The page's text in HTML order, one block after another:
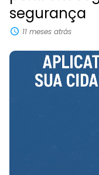
segurança
11 meses atrás